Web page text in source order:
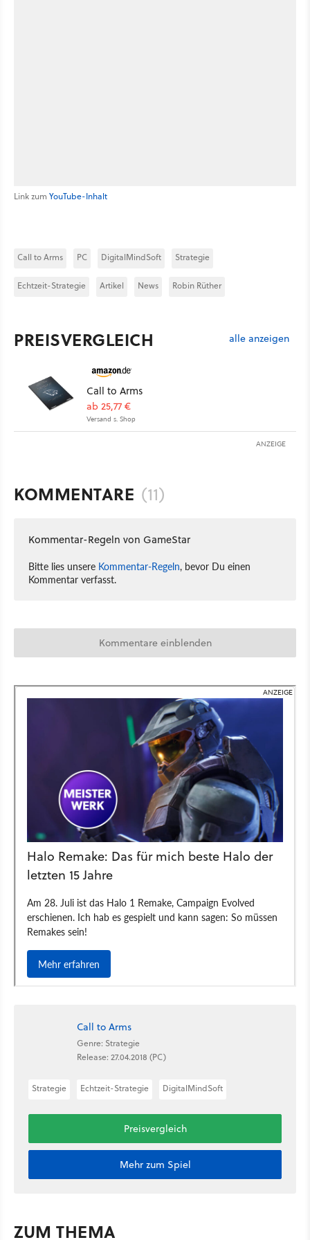
Link zum YouTube-Inhalt
Call to Arms PC DigitalMindSoft Strategie
Echtzeit-Strategie Artikel News Robin Rüther
PREISVERGLEICH alle anzeigen
Call to Arms
ab 25,77 €
Versand s. Shop
ANZEIGE
KOMMENTARE (11)
Kommentar-Regeln von GameStar
Bitte lies unsere Kommentar-Regeln, bevor Du einen
Kommentar verfasst.
Kommentare einblenden
Call to Arms
Genre: Strategie
Release: 27.04.2018 (PC)
Strategie Echtzeit-Strategie DigitalMindSoft
Preisvergleich
Mehr zum Spiel
ZUM THEMA